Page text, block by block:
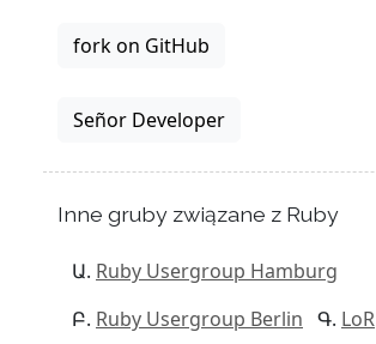
fork on GitHub
Señor Developer
Inne gruby związane z Ruby
Ruby Usergroup Hamburg
Ruby Usergroup Berlin
LoR